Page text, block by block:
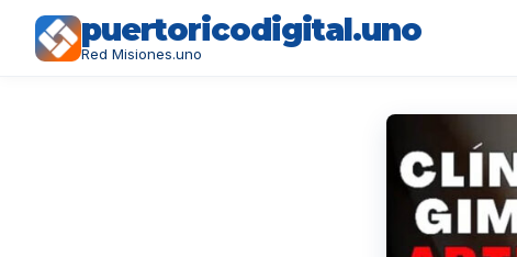
puertoricodigital.uno
Red Misiones.uno